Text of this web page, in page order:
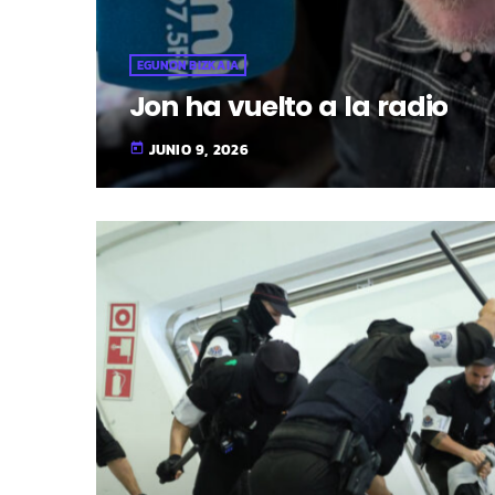
EGUNON BIZKAIA
Jon ha vuelto a la radio
today JUNIO 9, 2026